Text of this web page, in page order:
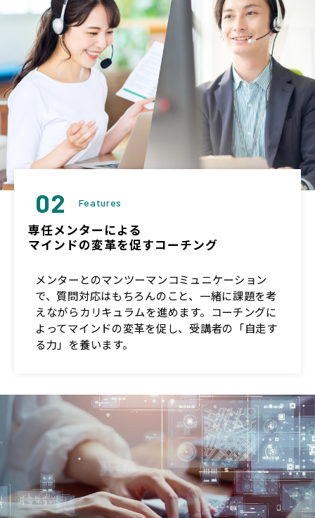
02 Features
専任メンターによる
マインドの変革を促すコーチング
メンターとのマンツーマンコミュニケーション
で、質問対応はもちろんのこと、一緒に課題を考
えながらカリキュラムを進めます。コーチングに
よってマインドの変革を促し、受講者の「自走す
る力」を養います。